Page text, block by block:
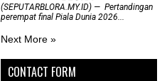
(SEPUTARBLORA.MY.ID) — Pertandingan
perempat final Piala Dunia 2026...
Next More »
CONTACT FORM